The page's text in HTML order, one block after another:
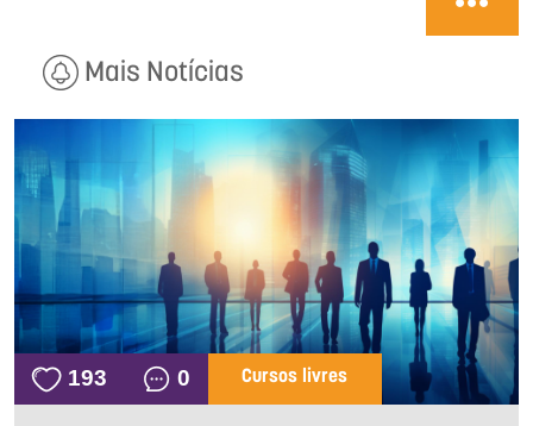
Mais Notícias
193 0 Cursos livres